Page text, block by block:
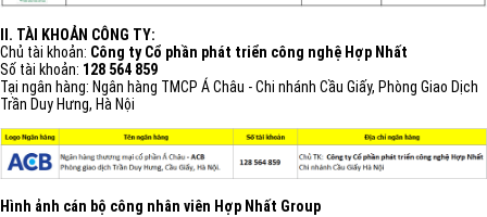
II. TÀI KHOẢN CÔNG TY:
Chủ tài khoản: Công ty Cổ phần phát triển công nghệ Hợp Nhất
Số tài khoản: 128 564 859
Tại ngân hàng: Ngân hàng TMCP Á Châu - Chi nhánh Cầu Giấy, Phòng Giao Dịch
Trần Duy Hưng, Hà Nội
Hình ảnh cán bộ công nhân viên Hợp Nhất Group